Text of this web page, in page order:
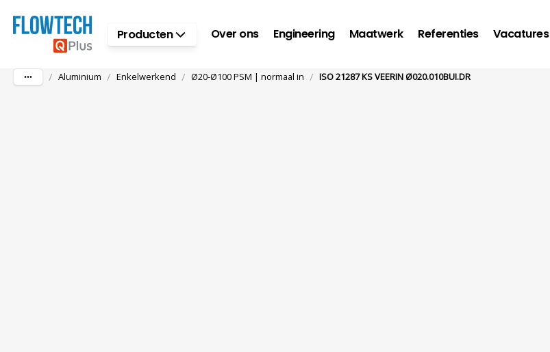
Ga naar hoofdinhoudProducten Over ons Engineering Maatwerk Referenties Vacatures
/ Aluminium / Enkelwerkend / Ø20-Ø100 PSM | normaal in / ISO 21287 KS VEERIN Ø020.010BUI.DR